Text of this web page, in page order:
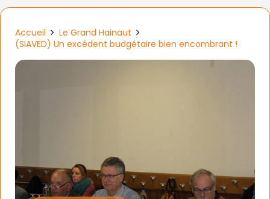
Accueil
Le Grand Hainaut
(SIAVED) Un excédent budgétaire bien encombrant !